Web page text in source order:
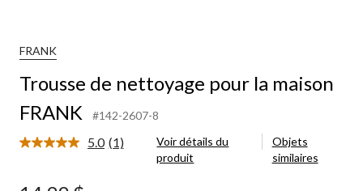
FRANK
Trousse de nettoyage pour la maison
FRANK
#142-2607-8
5.0 Lire
(1)
Voir détails du
produit
Objets
similaires